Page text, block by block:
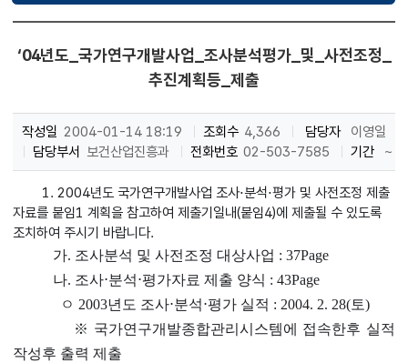
‘04년도_국가연구개발사업_조사분석평가_및_사전조정_
추진계획등_제출
작성일 2004-01-14 18:19 조회수 4,366 담당자
이영일
담당부서 보건산업진흥과 전화번호 02-503-7585 기간 ~
1. 2004년도 국가연구개발사업 조사⋅분석⋅평가 및 사전조정 제출
자료를 붙임1 계획을 참고하여 제출기일내(붙임4)에 제출될 수 있도록
조치하여 주시기 바랍니다.
가. 조사분석 및 사전조정 대상사업 : 37Page
나. 조사⋅분석⋅평가자료 제출 양식 : 43Page
ㅇ 2003년도 조사⋅분석⋅평가 실적 : 2004. 2. 28(토)
※ 국가연구개발종합관리시스템에 접속한후 실적
작성후 출력 제출